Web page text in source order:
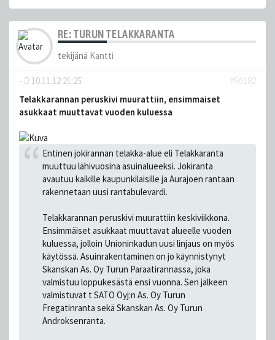
RE: TURUN TELAKKARANTA
tekijänä Kantti
- 10.11.12 21:25
#50182
Telakkarannan peruskivi muurattiin, ensimmaiset
asukkaat muuttavat vuoden kuluessa
Entinen jokirannan telakka-alue eli Telakkaranta
muuttuu lähivuosina asuinalueeksi. Jokiranta
avautuu kaikille kaupunkilaisille ja Aurajoen rantaan
rakennetaan uusi rantabulevardi.
Telakkarannan peruskivi muurattiin keskiviikkona.
Ensimmäiset asukkaat muuttavat alueelle vuoden
kuluessa, jolloin Unioninkadun uusi linjaus on myös
käytössä. Asuinrakentaminen on jo käynnistynyt
Skanskan As. Oy Turun Paraatirannassa, joka
valmistuu loppukesästä ensi vuonna. Sen jälkeen
valmistuvat t SATO Oyj:n As. Oy Turun
Fregatinranta sekä Skanskan As. Oy Turun
Androksenranta.